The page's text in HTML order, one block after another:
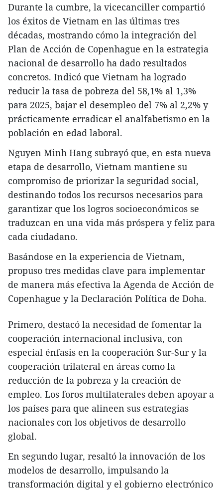
Durante la cumbre, la vicecanciller compartió
los éxitos de Vietnam en las últimas tres
décadas, mostrando cómo la integración del
Plan de Acción de Copenhague en la estrategia
nacional de desarrollo ha dado resultados
concretos. Indicó que Vietnam ha logrado
reducir la tasa de pobreza del 58,1% al 1,3%
para 2025, bajar el desempleo del 7% al 2,2% y
prácticamente erradicar el analfabetismo en la
población en edad laboral.
Nguyen Minh Hang subrayó que, en esta nueva
etapa de desarrollo, Vietnam mantiene su
compromiso de priorizar la seguridad social,
destinando todos los recursos necesarios para
garantizar que los logros socioeconómicos se
traduzcan en una vida más próspera y feliz para
cada ciudadano.
Basándose en la experiencia de Vietnam,
propuso tres medidas clave para implementar
de manera más efectiva la Agenda de Acción de
Copenhague y la Declaración Política de Doha.
Primero, destacó la necesidad de fomentar la
cooperación internacional inclusiva, con
especial énfasis en la cooperación Sur-Sur y la
cooperación trilateral en áreas como la
reducción de la pobreza y la creación de
empleo. Los foros multilaterales deben apoyar a
los países para que alineen sus estrategias
nacionales con los objetivos de desarrollo
global.
En segundo lugar, resaltó la innovación de los
modelos de desarrollo, impulsando la
transformación digital y el gobierno electrónico